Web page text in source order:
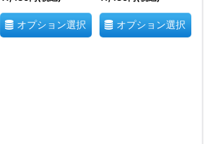
オプション選択 オプション選択